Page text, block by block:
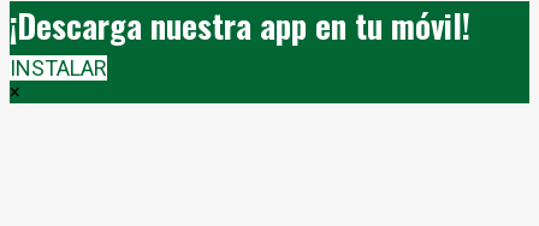
¡Descarga nuestra app en tu móvil!
INSTALAR
×